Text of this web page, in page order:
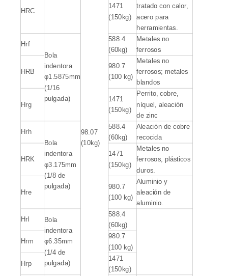
98.07
(10kg)
HRC
1471
(150kg)
tratado con calor,
acero para
herramientas.
Hrf
Bola
indentora
φ1.5875mm
(1/16
pulgada)
588.4
(60kg)
Metales no
ferrosos
HRB
980.7
(100 kg)
Metales no
ferrosos; metales
blandos
Hrg
1471
(150kg)
Perrito, cobre,
níquel, aleación
de zinc
Hrh
Bola
indentora
φ3.175mm
(1/8 de
pulgada)
588.4
(60kg)
Aleación de cobre
recocida
HRK
1471
(150kg)
Metales no
ferrosos, plásticos
duros.
Hre
980.7
(100 kg)
Aluminio y
aleación de
aluminio.
Hrl
Bola
indentora
φ6.35mm
(1/4 de
pulgada)
588.4
(60kg)
Hrm
980.7
(100 kg)
Hrp
1471
(150kg)